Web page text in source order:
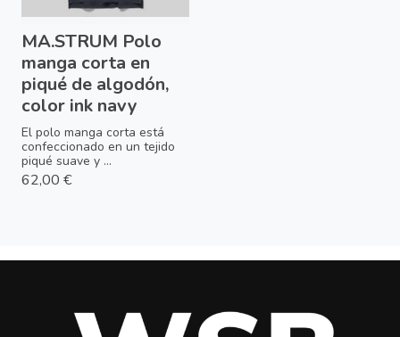
MA.STRUM Polo
manga corta en
piqué de algodón,
color ink navy
El polo manga corta está
confeccionado en un tejido
piqué suave y ...
62,00 €